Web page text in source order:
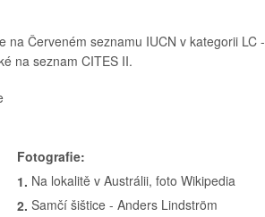
na Červeném seznamu IUCN v kategorii LC -
na seznam CITES II.
Fotografie:
1. Na lokalitě v Austrálii, foto Wikipedia
2. Samčí šištice - Anders Lindström